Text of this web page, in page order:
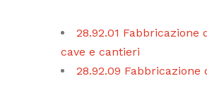
28.92.01
cave e cantieri
28.92.09